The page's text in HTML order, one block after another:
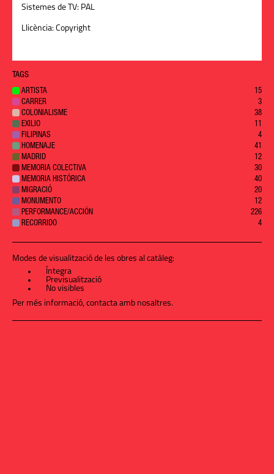
Sistemes de TV: PAL
Llicència: Copyright
TAGS
ARTISTA
15
CARRER
3
COLONIALISME
38
EXILIO
11
FILIPINAS
4
HOMENAJE
41
MADRID
12
MEMORIA COLECTIVA
30
MEMORIA HISTÓRICA
40
MIGRACIÓ
20
MONUMENTO
12
PERFORMANCE/ACCIÓN
226
RECORRIDO
4
Modes de visualització de les obres al catàleg:
Íntegra
Previsualització
No visibles
Per més informació, contacta amb nosaltres.